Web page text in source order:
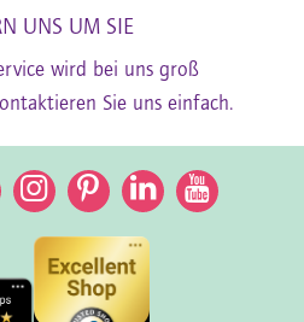
UNS UM SIE
wird bei uns groß
Sie uns einfach.
Instagram
Pinterest
LinkedIn